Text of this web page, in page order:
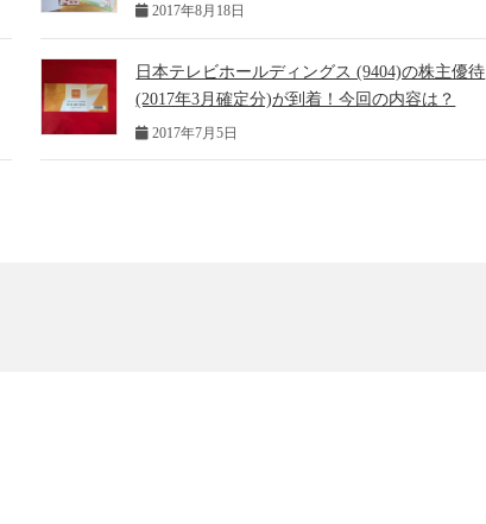
2017年8月18日
日本テレビホールディングス (9404)の株主優待
(2017年3月確定分)が到着！今回の内容は？
2017年7月5日